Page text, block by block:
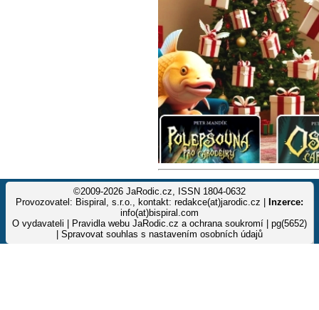
©2009-2026 JaRodic.cz, ISSN 1804-0632
Provozovatel: Bispiral, s.r.o., kontakt: redakce(at)jarodic.cz |
Inzerce:
info(at)bispiral.com
O vydavateli
Pravidla webu JaRodic.cz a ochrana soukromí | pg(5652)
Spravovat souhlas s nastavením osobních údajů